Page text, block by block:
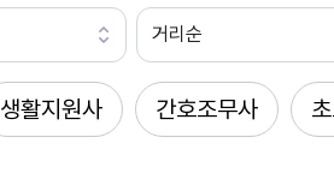
거리순
생활지원사 간호조무사